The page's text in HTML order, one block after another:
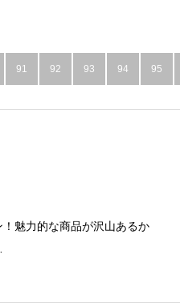
91 92 93 94 95
魅力的な商品が沢山あるか